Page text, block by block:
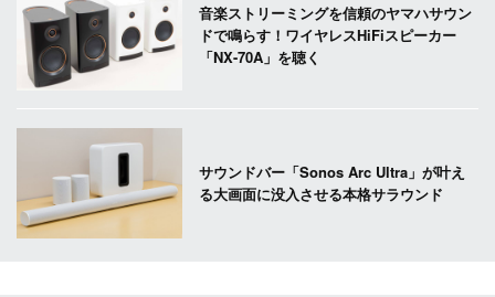
音楽ストリーミングを信頼のヤマハサウン
ドで鳴らす！ワイヤレスHiFiスピーカー
「NX-70A」を聴く
サウンドバー「Sonos Arc Ultra」が叶え
る大画面に没入させる本格サラウンド